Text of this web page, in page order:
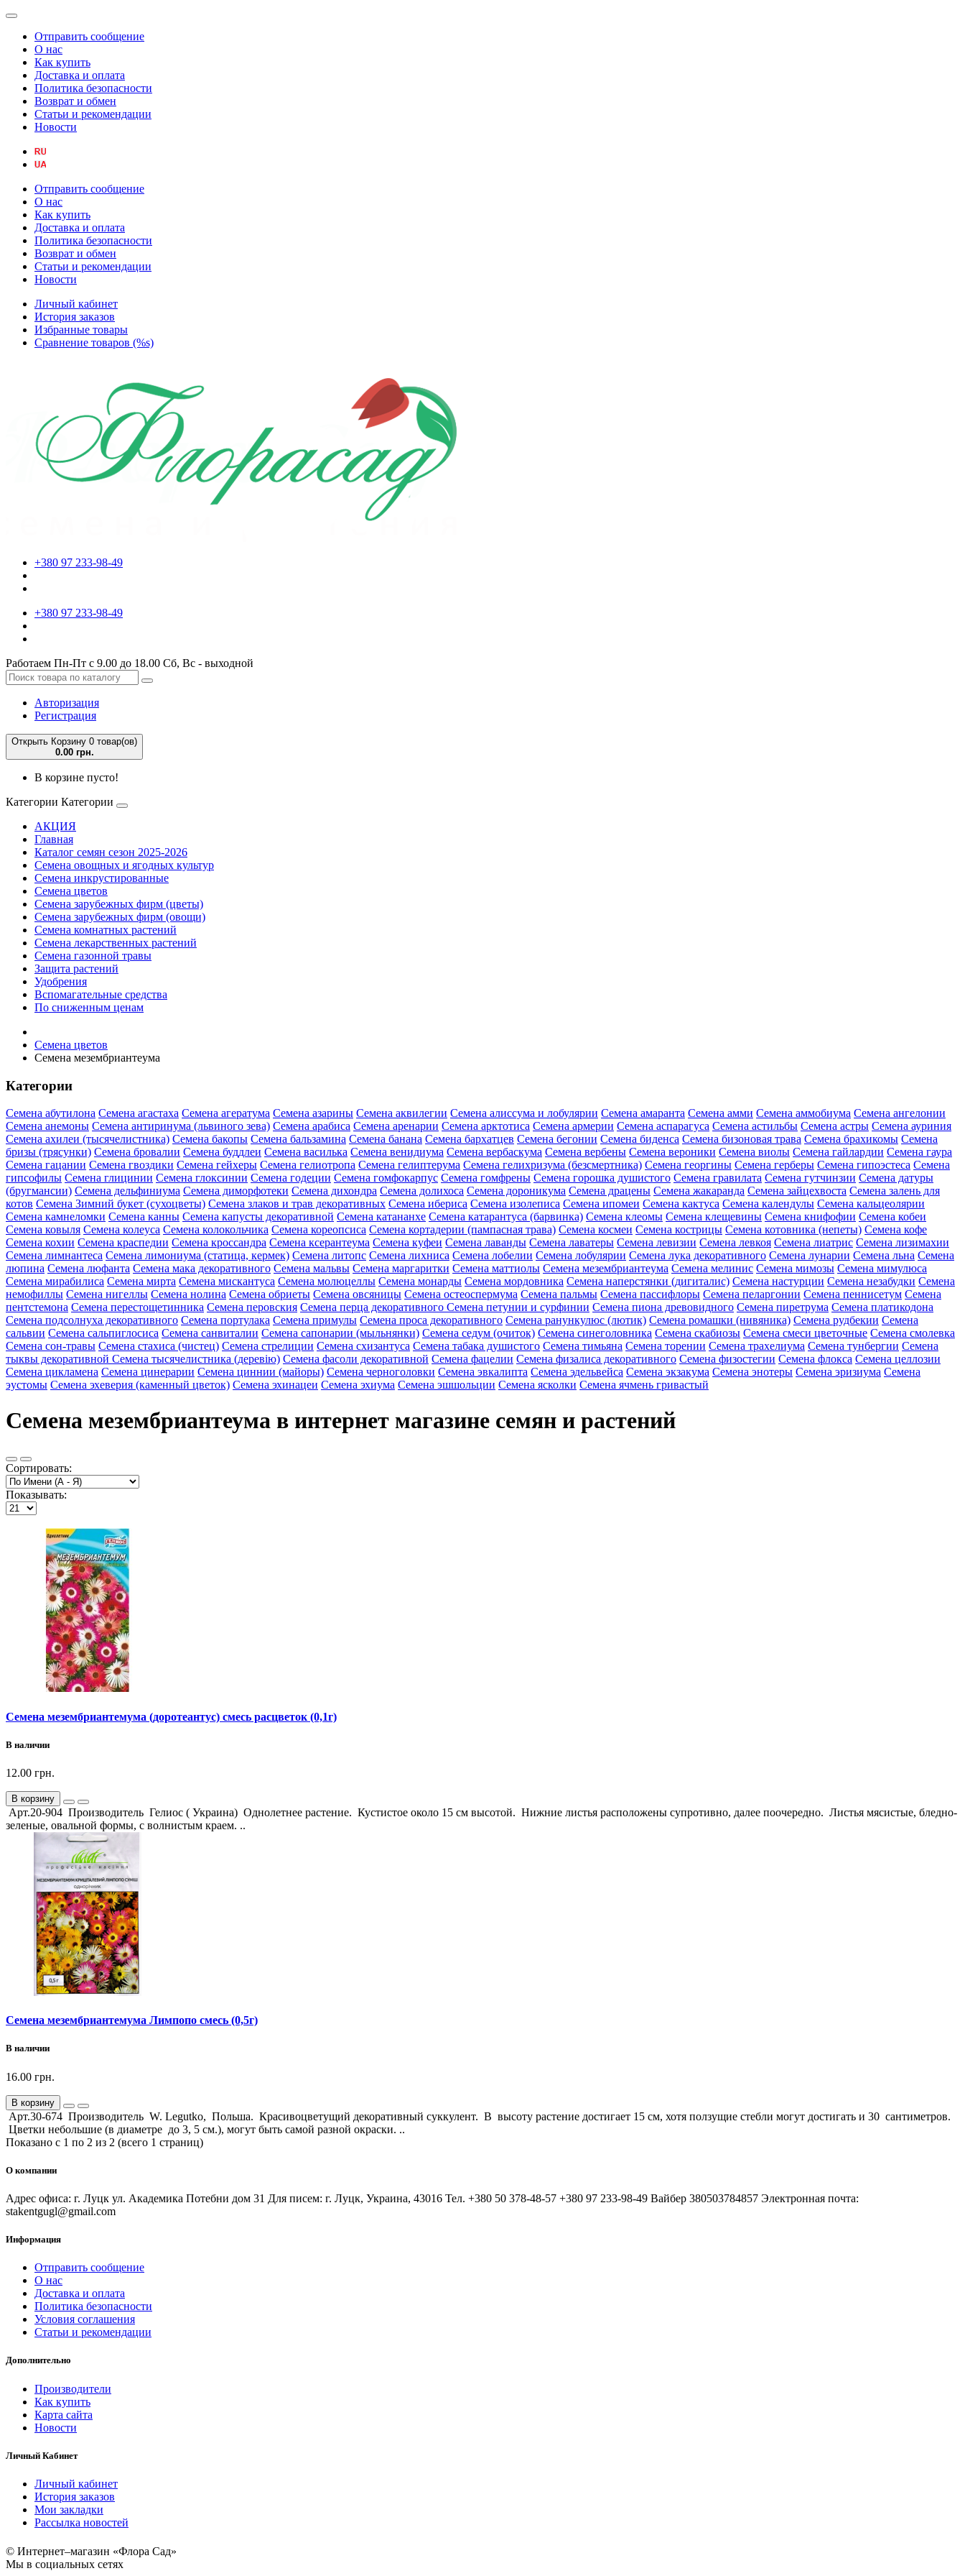
Отправить сообщение
О нас
Как купить
Доставка и оплата
Политика безопасности
Возврат и обмен
Статьи и рекомендации
Новости
Отправить сообщение
О нас
Как купить
Доставка и оплата
Политика безопасности
Возврат и обмен
Статьи и рекомендации
Новости
Личный кабинет
История заказов
Избранные товары
Сравнение товаров (%s)
+380 97 233-98-49
+380 97 233-98-49
Работаем Пн-Пт с 9.00 до 18.00 Сб, Вс - выходной
Авторизация
Регистрация
Открыть Корзину 0 товар(ов)
0.00 грн.
В корзине пусто!
Категории Категории
АКЦИЯ
Главная
Каталог семян сезон 2025-2026
Семена овощных и ягодных культур
Семена инкрустированные
Семена цветов
Семена зарубежных фирм (цветы)
Семена зарубежных фирм (овощи)
Семена комнатных растений
Семена лекарственных растений
Семена газонной травы
Защита растений
Удобрения
Вспомагательные средства
По сниженным ценам
Семена цветов
Семена мезембриантеума
Категории
Семена абутилона Семена агастаха Семена агератума Семена азарины Семена аквилегии Семена алиссума и лобулярии Семена амаранта Семена амми Семена аммобиума Семена ангелонии
Семена анемоны Семена антиринума (львиного зева) Семена арабиса Семена аренарии Семена арктотиса Семена армерии Семена аспарагуса Семена астильбы Семена астры Семена ауриния
Семена ахилеи (тысячелистника) Семена бакопы Семена бальзамина Семена банана Семена бархатцев Семена бегонии Семена биденса Семена бизоновая трава Семена брахикомы Семена
бризы (трясунки) Семена бровалии Семена буддлеи Семена василька Семена венидиума Семена вербаскума Семена вербены Семена вероники Семена виолы Семена гайлардии Семена гаура
Семена гацании Семена гвоздики Семена гейхеры Семена гелиотропа Семена гелиптерума Семена гелихризума (безсмертника) Семена георгины Семена герберы Семена гипоэстеса Семена
гипсофилы Семена глицинии Семена глоксинии Семена годеции Семена гомфокарпус Семена гомфрены Семена горошка душистого Семена гравилата Семена гутчинзии Семена датуры
(бругмансии) Семена дельфиниума Семена диморфотеки Семена дихондра Семена долихоса Семена дороникума Семена драцены Семена жакаранда Семена зайцехвоста Семена залень для
котов Семена Зимний букет (сухоцветы) Семена злаков и трав декоративных Семена ибериса Семена изолеписа Семена ипомеи Семена кактуса Семена календулы Семена кальцеолярии
Семена камнеломки Семена канны Семена капусты декоративной Семена катананхе Семена катарантуса (барвинка) Семена клеомы Семена клещевины Семена книфофии Семена кобеи
Семена ковыля Семена колеуса Семена колокольчика Семена кореопсиса Семена кортадерии (пампасная трава) Семена космеи Семена кострицы Семена котовника (непеты) Семена кофе
Семена кохии Семена краспедии Семена кроссандра Семена ксерантеума Семена куфеи Семена лаванды Семена лаватеры Семена левизии Семена левкоя Семена лиатрис Семена лизимахии
Семена лимнантеса Семена лимониума (статица, кермек) Семена литопс Семена лихниса Семена лобелии Семена лобулярии Семена лука декоративного Семена лунарии Семена льна Семена
люпина Семена люфанта Семена мака декоративного Семена мальвы Семена маргаритки Семена маттиолы Семена мезембриантеума Семена мелинис Семена мимозы Семена мимулюса
Семена мирабилиса Семена мирта Семена мискантуса Семена молюцеллы Семена монарды Семена мордовника Семена наперстянки (дигиталис) Семена настурции Семена незабудки Семена
немофиллы Семена нигеллы Семена нолина Семена обриеты Семена овсяницы Семена остеоспермума Семена пальмы Семена пассифлоры Семена пеларгонии Семена пеннисетум Семена
пентстемона Семена перестощетинника Семена перовския Семена перца декоративного Семена петунии и сурфинии Семена пиона древовидного Семена пиретрума Семена платикодона
Семена подсолнуха декоративного Семена портулака Семена примулы Семена проса декоративного Семена ранункулюс (лютик) Семена ромашки (нивяника) Семена рудбекии Семена
сальвии Семена сальпиглосиса Семена санвиталии Семена сапонарии (мыльнянки) Семена седум (очиток) Семена синеголовника Семена скабиозы Семена смеси цветочные Семена смолевка
Семена сон-травы Семена стахиса (чистец) Семена стрелиции Семена схизантуса Семена табака душистого Семена тимьяна Семена торении Семена трахелиума Семена тунбергии Семена
тыквы декоративной Семена тысячелистника (деревію) Семена фасоли декоративной Семена фацелии Семена физалиса декоративного Семена физостегии Семена флокса Семена целлозии
Семена цикламена Семена цинерарии Семена циннии (майоры) Семена черноголовки Семена эвкалипта Семена эдельвейса Семена экзакума Семена энотеры Семена эризиума Семена
эустомы Семена эхеверия (каменный цветок) Семена эхинацеи Семена эхиума Семена эшшольции Семена ясколки Семена ячмень гривастый
Семена мезембриантеума в интернет магазине семян и растений
Сортировать:
Показывать:
Семена мезембриантемума (доротеантус) смесь расцветок (0,1г)
В наличии
12.00 грн.
В корзину
Арт.20-904 Производитель Гелиос ( Украина) Однолетнее растение. Кустистое около 15 см высотой. Нижние листья расположены супротивно, далее поочередно. Листья мясистые, бледно-
зеленые, овальной формы, с волнистым краем. ..
Семена мезембриантемума Лимпопо смесь (0,5г)
В наличии
16.00 грн.
В корзину
Арт.30-674 Производитель W. Legutko, Польша. Красивоцветущий декоративный суккулент. В высоту растение достигает 15 см, хотя ползущие стебли могут достигать и 30 сантиметров.
Цветки небольшие (в диаметре до 3, 5 см.), могут быть самой разной окраски. ..
Показано с 1 по 2 из 2 (всего 1 страниц)
О компании
Адрес офиса: г. Луцк ул. Академика Потебни дом 31 Для писем: г. Луцк, Украина, 43016 Тел. +380 50 378-48-57 +380 97 233-98-49 Вайбер 380503784857 Электронная почта:
stakentgugl@gmail.com
Информация
Отправить сообщение
О нас
Доставка и оплата
Политика безопасности
Условия соглашения
Статьи и рекомендации
Дополнительно
Производители
Как купить
Карта сайта
Новости
Личный Кабинет
Личный кабинет
История заказов
Мои закладки
Рассылка новостей
© Интернет–магазин «Флора Сад»
Мы в социальных сетях